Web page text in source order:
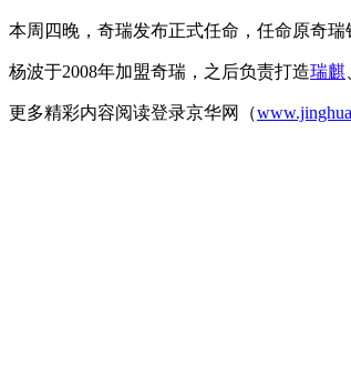
本周四晚，奇瑞发布正式任命，任命原奇
杨波于2008年加盟奇瑞，之后负责打造瑞麒
更多精彩内容阅读登录京华网（